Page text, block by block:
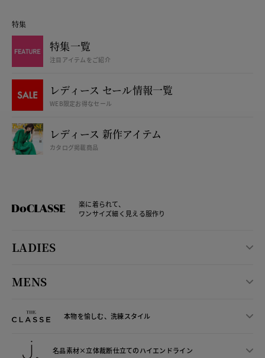
特集
特集一覧
注目アイテムをご紹介
レディース セール情報一覧
WEB限定お得なセール
レディース 新作アイテム
カタログ掲載商品
楽に着られて、
ワンサイズ細く見える服作り
LADIES
MENS
本物を愉しむ、洗練スタイル
名品素材×立体裁断仕立てのハイエンドライン